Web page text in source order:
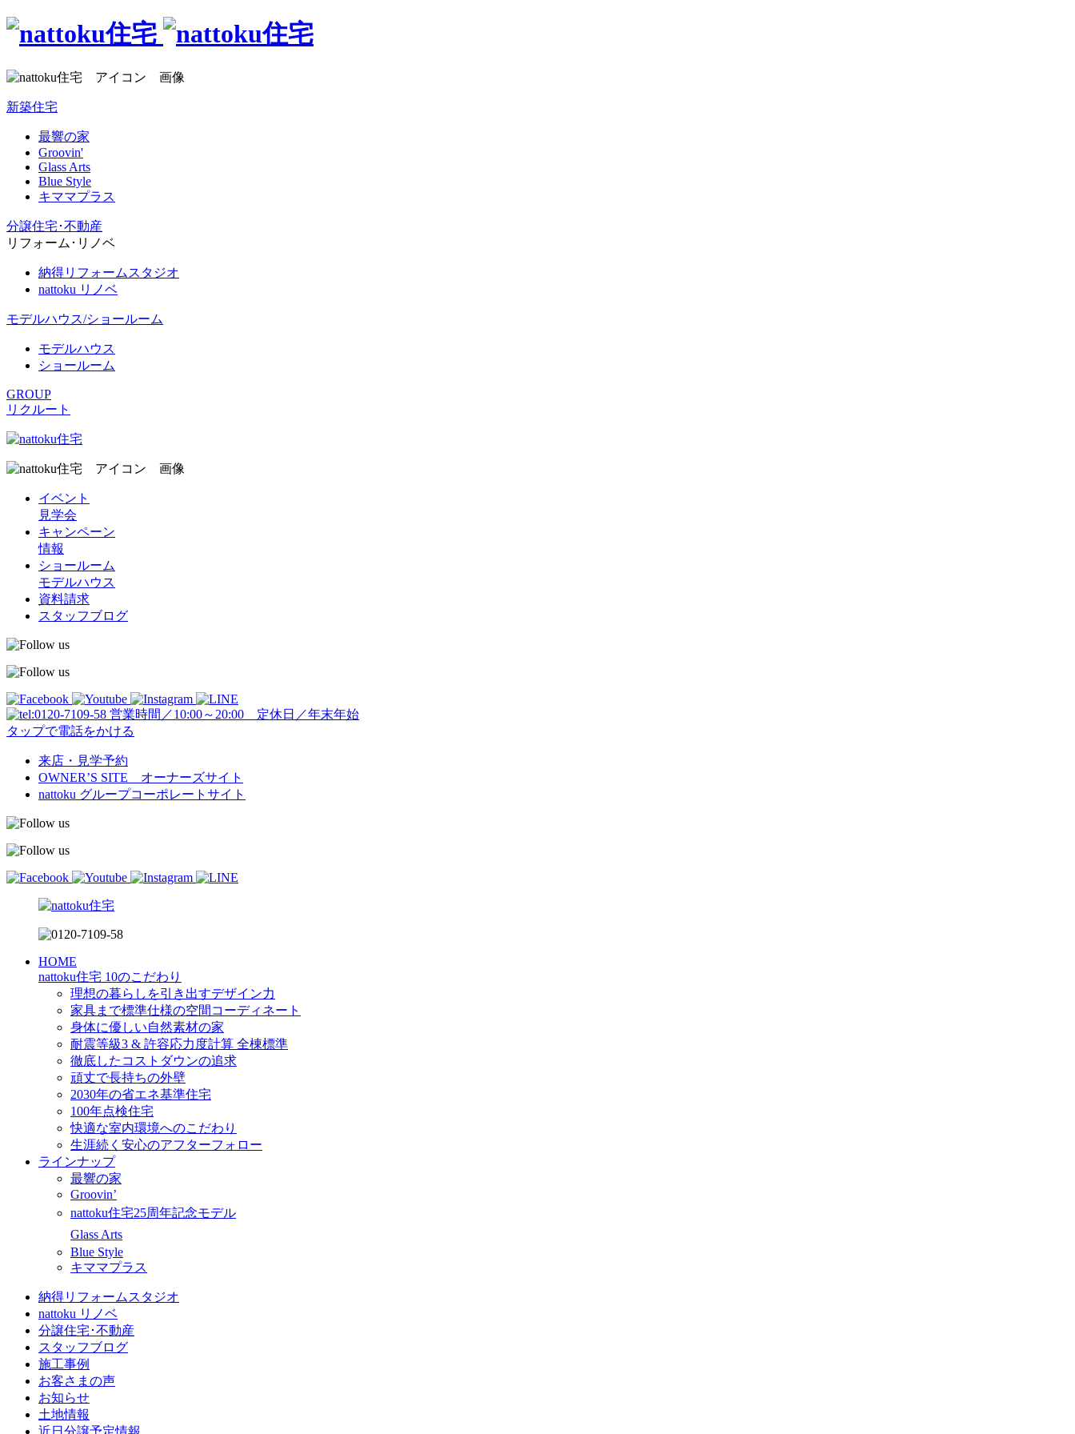
新築住宅
最響の家
Groovin'
Glass Arts
Blue Style
キママプラス
分譲住宅･不動産
リフォーム･リノベ
納得リフォームスタジオ
nattoku リノベ
モデルハウス/ショールーム
モデルハウス
ショールーム
GROUP
リクルート
イベント
見学会
キャンペーン
情報
ショールーム
モデルハウス
資料請求
スタッフブログ
営業時間／10:00～20:00 定休日／年末年始
タップで電話をかける
来店・見学予約
OWNER’S SITE オーナーズサイト
nattoku グループコーポレートサイト
HOME
nattoku住宅 10のこだわり
理想の暮らしを引き出すデザイン力
家具まで標準仕様の空間コーディネート
身体に優しい自然素材の家
耐震等級3 & 許容応力度計算 全棟標準
徹底したコストダウンの追求
頑丈で長持ちの外壁
2030年の省エネ基準住宅
100年点検住宅
快適な室内環境へのこだわり
生涯続く安心のアフターフォロー
ラインナップ
最響の家
Groovin’
nattoku住宅25周年記念モデル
Glass Arts
Blue Style
キママプラス
納得リフォームスタジオ
nattoku リノベ
分譲住宅･不動産
スタッフブログ
施工事例
お客さまの声
お知らせ
土地情報
近日分譲予定情報